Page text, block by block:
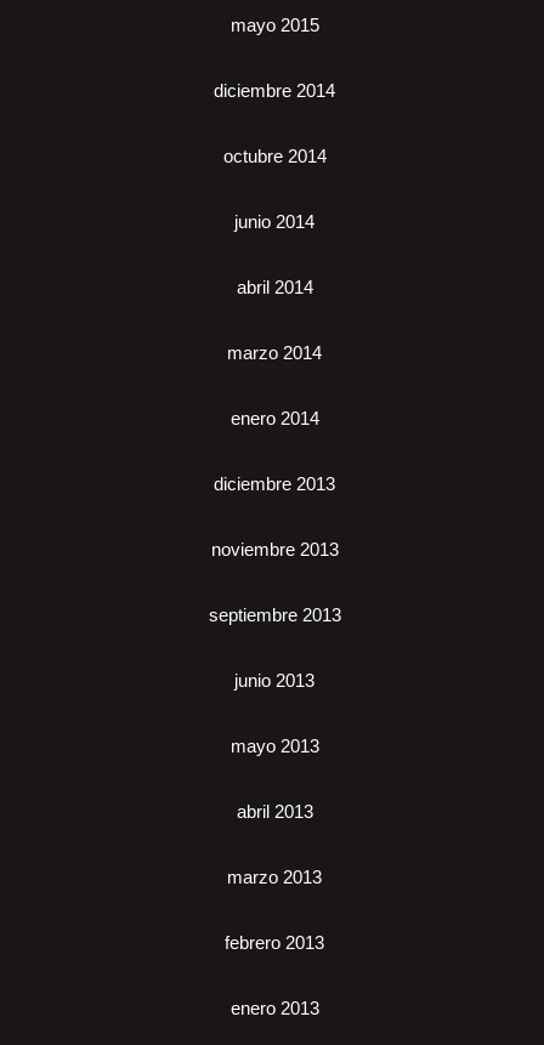
mayo 2015
diciembre 2014
octubre 2014
junio 2014
abril 2014
marzo 2014
enero 2014
diciembre 2013
noviembre 2013
septiembre 2013
junio 2013
mayo 2013
abril 2013
marzo 2013
febrero 2013
enero 2013